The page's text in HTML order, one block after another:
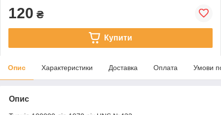
120 ₴
Купити
Опис Характеристики Доставка Оплата Умови
Опис